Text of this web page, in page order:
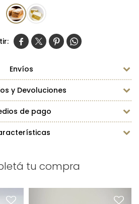
   
Envíos
y Devoluciones
de pago
tu compra